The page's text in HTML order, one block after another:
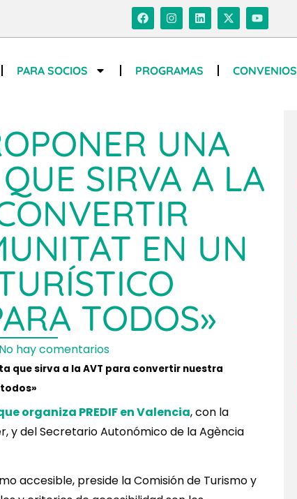
PARA SOCIOS PROGRAMAS CONVENIOS
UNA
SIRVA A LA
EN UN
TODOS»
No hay comentarios
que sirva a la AVT para convertir nuestra
organiza PREDIF en Valencia, con la
y del Secretario Autonómico de la Agència
accesible, preside la Comisión de Turismo y